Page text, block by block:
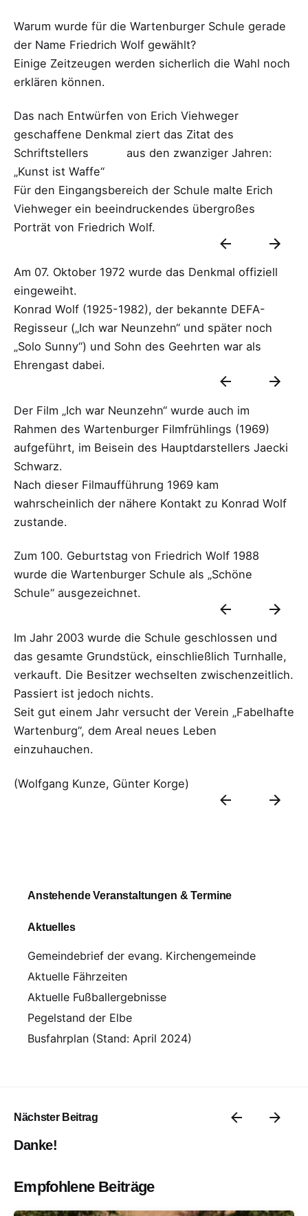
Warum wurde für die Wartenburger Schule gerade
der Name Friedrich Wolf gewählt?
Einige Zeitzeugen werden sicherlich die Wahl noch
erklären können.
Das nach Entwürfen von Erich Viehweger
geschaffene Denkmal ziert das Zitat des
Schriftstellers aus den zwanziger Jahren:
„Kunst ist Waffe“
Für den Eingangsbereich der Schule malte Erich
Viehweger ein beeindruckendes übergroßes
Porträt von Friedrich Wolf.
Am 07. Oktober 1972 wurde das Denkmal offiziell
eingeweiht.
Konrad Wolf (1925-1982), der bekannte DEFA-
Regisseur („Ich war Neunzehn“ und später noch
„Solo Sunny“) und Sohn des Geehrten war als
Ehrengast dabei.
Der Film „Ich war Neunzehn“ wurde auch im
Rahmen des Wartenburger Filmfrühlings (1969)
aufgeführt, im Beisein des Hauptdarstellers Jaecki
Schwarz.
Nach dieser Filmaufführung 1969 kam
wahrscheinlich der nähere Kontakt zu Konrad Wolf
zustande.
Zum 100. Geburtstag von Friedrich Wolf 1988
wurde die Wartenburger Schule als „Schöne
Schule“ ausgezeichnet.
Im Jahr 2003 wurde die Schule geschlossen und
das gesamte Grundstück, einschließlich Turnhalle,
verkauft. Die Besitzer wechselten zwischenzeitlich.
Passiert ist jedoch nichts.
Seit gut einem Jahr versucht der Verein „Fabelhafte
Wartenburg“, dem Areal neues Leben
einzuhauchen.
(Wolfgang Kunze, Günter Korge)
Anstehende Veranstaltungen & Termine
Aktuelles
Gemeindebrief der evang. Kirchengemeinde
Aktuelle Fährzeiten
Aktuelle Fußballergebnisse
Pegelstand der Elbe
Busfahrplan (Stand: April 2024)
Nächster Beitrag
Danke!
Empfohlene Beiträge